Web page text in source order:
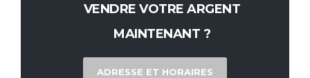
VENDRE VOTRE ARGENT
MAINTENANT ?
ADRESSE ET HORAIRES